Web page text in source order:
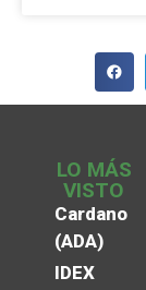
LO MÁS
VISTO
Cardano
(ADA)
IDEX